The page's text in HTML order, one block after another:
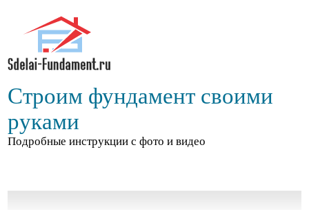
Строим фундамент своими
руками
Подробные инструкции с фото и видео